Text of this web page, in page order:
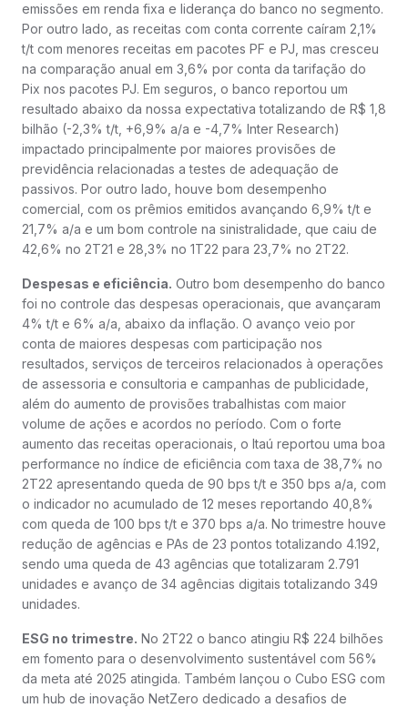
emissões em renda fixa e liderança do banco no segmento.
Por outro lado, as receitas com conta corrente caíram 2,1%
t/t com menores receitas em pacotes PF e PJ, mas cresceu
na comparação anual em 3,6% por conta da tarifação do
Pix nos pacotes PJ. Em seguros, o banco reportou um
resultado abaixo da nossa expectativa totalizando de R$ 1,8
bilhão (-2,3% t/t, +6,9% a/a e -4,7% Inter Research)
impactado principalmente por maiores provisões de
previdência relacionadas a testes de adequação de
passivos. Por outro lado, houve bom desempenho
comercial, com os prêmios emitidos avançando 6,9% t/t e
21,7% a/a e um bom controle na sinistralidade, que caiu de
42,6% no 2T21 e 28,3% no 1T22 para 23,7% no 2T22.
Despesas e eficiência. Outro bom desempenho do banco
foi no controle das despesas operacionais, que avançaram
4% t/t e 6% a/a, abaixo da inflação. O avanço veio por
conta de maiores despesas com participação nos
resultados, serviços de terceiros relacionados à operações
de assessoria e consultoria e campanhas de publicidade,
além do aumento de provisões trabalhistas com maior
volume de ações e acordos no período. Com o forte
aumento das receitas operacionais, o Itaú reportou uma boa
performance no índice de eficiência com taxa de 38,7% no
2T22 apresentando queda de 90 bps t/t e 350 bps a/a, com
o indicador no acumulado de 12 meses reportando 40,8%
com queda de 100 bps t/t e 370 bps a/a. No trimestre houve
redução de agências e PAs de 23 pontos totalizando 4.192,
sendo uma queda de 43 agências que totalizaram 2.791
unidades e avanço de 34 agências digitais totalizando 349
unidades.
ESG no trimestre. No 2T22 o banco atingiu R$ 224 bilhões
em fomento para o desenvolvimento sustentável com 56%
da meta até 2025 atingida. Também lançou o Cubo ESG com
um hub de inovação NetZero dedicado a desafios de